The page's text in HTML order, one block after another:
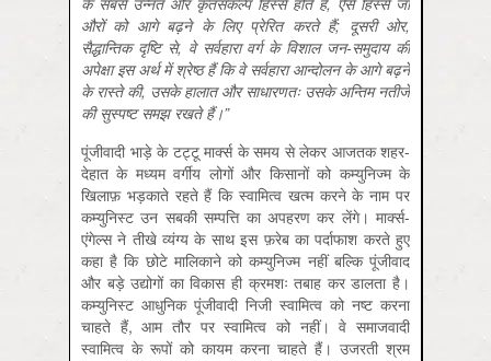
औरों को आगे बढ़ने के लिए प्रेरित करते हैं; दूसरी ओर,
सैद्धान्तिक दृष्टि से, वे सर्वहारा वर्ग के विशाल जन-समुदाय की
अपेक्षा इस अर्थ में श्रेष्ठ हैं कि वे सर्वहारा आन्दोलन के आगे बढ़ने
के रास्ते की, उसके हालात और साधारणतः उसके अन्तिम नतीजे
की सुस्पष्ट समझ रखते हैं।”
पूंजीवादी भाड़े के टट्टू मार्क्स के समय से लेकर आजतक शहर-
देहात के मध्यम वर्गीय लोगों और किसानों को कम्युनिज्म के
खिलाफ़ भड़काते रहते हैं कि स्वामित्व खत्म करने के नाम पर
कम्युनिस्ट उन सबकी सम्पत्ति का अपहरण कर लेंगे। मार्क्स-
एंगेल्स ने तीखे व्यंग्य के साथ इस फ़रेब का पर्दाफाश करते हुए
कहा है कि छोटे मालिकाने को कम्युनिज्म नहीं बल्कि पूंजीवाद
और बड़े उद्योगों का विकास ही क्रमशः तबाह कर डालता है।
कम्युनिस्ट आधुनिक पूंजीवादी निजी स्वामित्व को नष्ट करना
चाहते हैं, आम तौर पर स्वामित्व को नहीं। वे समाजवादी
स्वामित्व के रूपों को कायम करना चाहते हैं। उजरती श्रम